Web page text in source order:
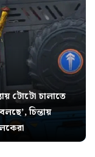
টোটো চালাতে
চিন্তায়